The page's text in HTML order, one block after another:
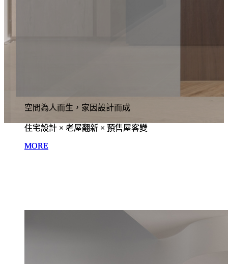
空間為人而生，家因設計而成
住宅設計 × 老屋翻新 × 預售屋客變
MORE
空間為人而生，家因設計而成
住宅設計 × 老屋翻新 × 預售屋客變
MORE
空間為人而生，家因設計而成
住宅設計 × 老屋翻新 × 預售屋客變
MORE
空間為人而生，家因設計而成
住宅設計 × 老屋翻新 × 預售屋客變
MORE
空間為人而生，家因設計而成